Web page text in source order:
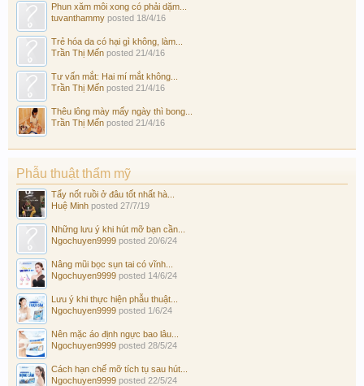
Phun xăm môi xong có phải dặm...
tuvanthammy posted 18/4/16
Trẻ hóa da có hại gì không, làm...
Trần Thị Mến posted 21/4/16
Tư vấn mắt: Hai mí mắt không...
Trần Thị Mến posted 21/4/16
Thêu lông mày mấy ngày thì bong...
Trần Thị Mến posted 21/4/16
Phẫu thuật thẩm mỹ
Tẩy nốt ruồi ở đâu tốt nhất hà...
Huệ Minh posted 27/7/19
Những lưu ý khi hút mỡ bạn cần...
Ngochuyen9999 posted 20/6/24
Nâng mũi bọc sụn tai có vĩnh...
Ngochuyen9999 posted 14/6/24
Lưu ý khi thực hiện phẫu thuật...
Ngochuyen9999 posted 1/6/24
Nên mặc áo định ngực bao lâu...
Ngochuyen9999 posted 28/5/24
Cách hạn chế mỡ tích tụ sau hút...
Ngochuyen9999 posted 22/5/24